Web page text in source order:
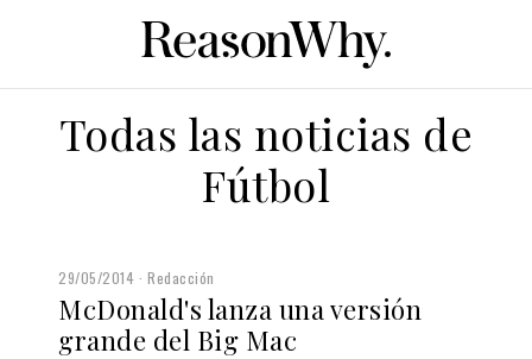
Todas las noticias de
Fútbol
29/05/2014 Redacción
McDonald's lanza una versión
grande del Big Mac